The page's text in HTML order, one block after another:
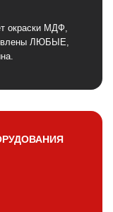
окраски МДФ,
ЛЮБЫЕ,